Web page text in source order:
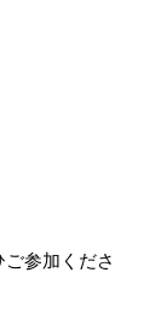
参加くださ